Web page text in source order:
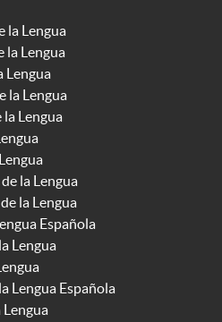
la Lengua
la Lengua
Lengua
la Lengua
la Lengua
la Lengua
la Lengua
Española
Lengua
Lengua Española
Lengua